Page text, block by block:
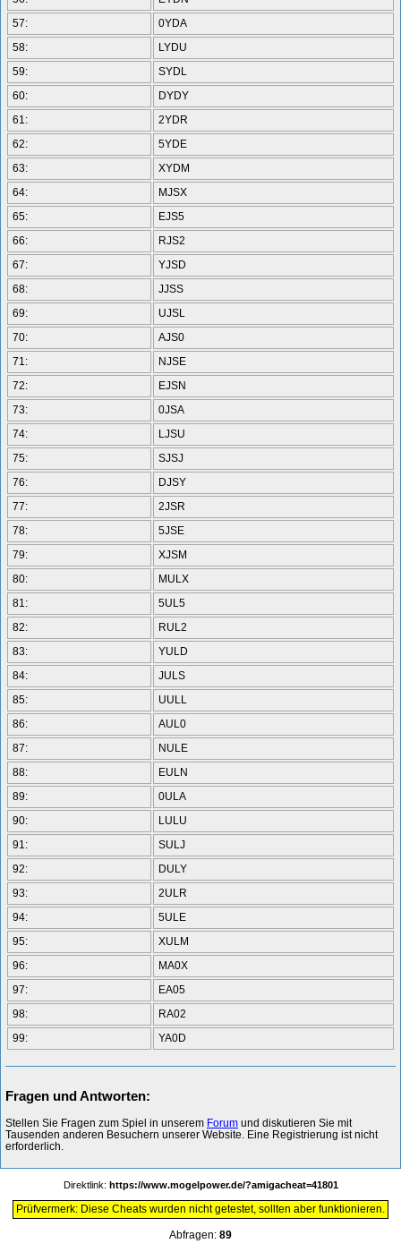
57:
0YDA
58:
LYDU
59:
SYDL
60:
DYDY
61:
2YDR
62:
5YDE
63:
XYDM
64:
MJSX
65:
EJS5
66:
RJS2
67:
YJSD
68:
JJSS
69:
UJSL
70:
AJS0
71:
NJSE
72:
EJSN
73:
0JSA
74:
LJSU
75:
SJSJ
76:
DJSY
77:
2JSR
78:
5JSE
79:
XJSM
80:
MULX
81:
5UL5
82:
RUL2
83:
YULD
84:
JULS
85:
UULL
86:
AUL0
87:
NULE
88:
EULN
89:
0ULA
90:
LULU
91:
SULJ
92:
DULY
93:
2ULR
94:
5ULE
95:
XULM
96:
MA0X
97:
EA05
98:
RA02
99:
YA0D
Fragen und Antworten:
Stellen Sie Fragen zum Spiel in unserem Forum und diskutieren Sie mit
Tausenden anderen Besuchern unserer Website. Eine Registrierung ist nicht
erforderlich.
Direktlink: https://www.mogelpower.de/?amigacheat=41801
Prüfvermerk: Diese Cheats wurden nicht getestet, sollten aber funktionieren.
Abfragen: 89